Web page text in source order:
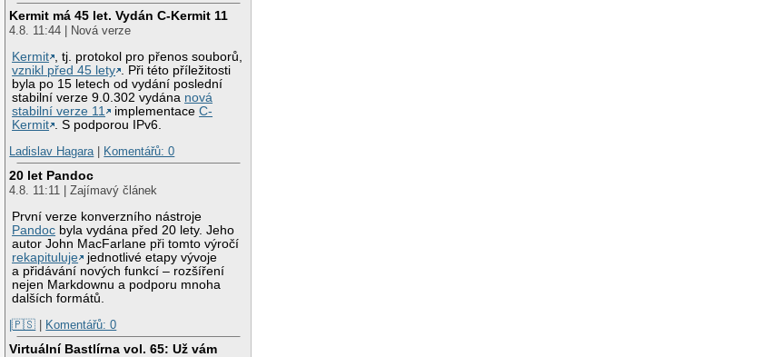
Kermit má 45 let. Vydán C-Kermit 11
4.8. 11:44 | Nová verze
Kermit
, tj. protokol pro přenos souborů,
vznikl před 45 lety
. Při této příležitosti
byla po 15 letech od vydání poslední
stabilní verze 9.0.302 vydána nová
stabilní verze 11
implementaceC-
Kermit
. S podporou IPv6.
Ladislav Hagara| Komentářů: 0
20 let Pandoc
4.8. 11:11 | Zajímavý článek
První verze konverzního nástroje
Pandoc byla vydána před 20 lety. Jeho
autor John MacFarlane při tomto výročí
rekapituluje
jednotlivé etapy vývoje
a přidávání nových funkcí – rozšíření
nejen Markdownu a podporu mnoha
dalších formátů.
|🇵🇸
Komentářů: 0
Virtuální Bastlírna vol. 65: Už vám